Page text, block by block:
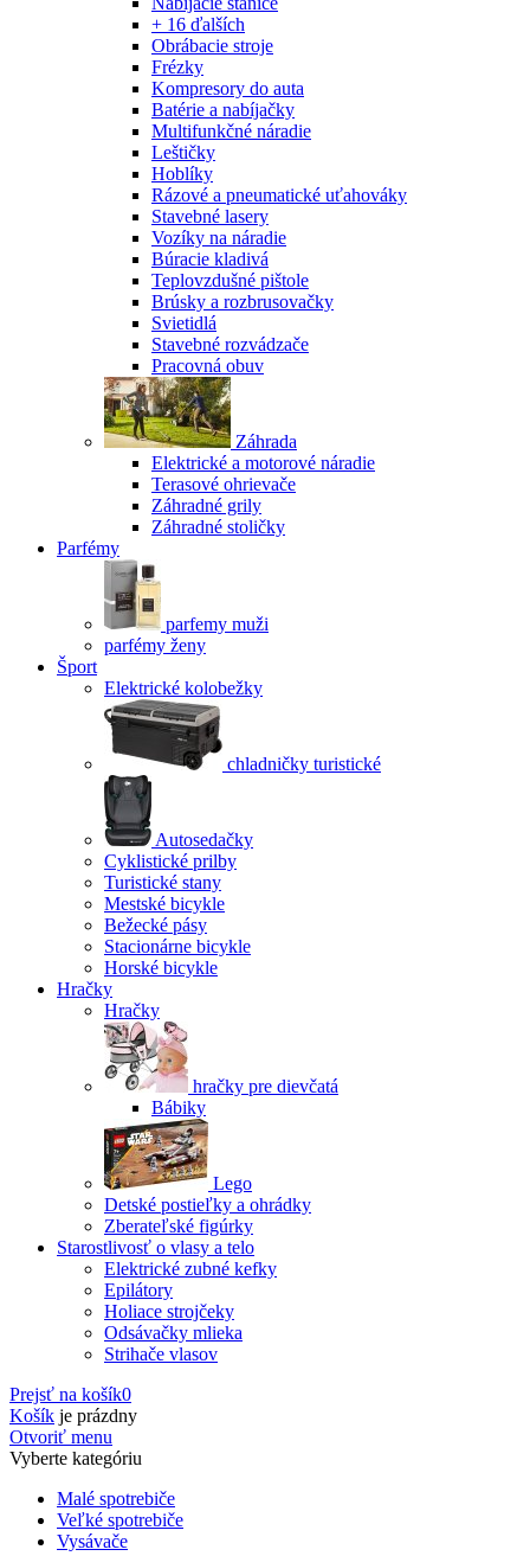
+ 16 ďalších
Obrábacie stroje
Frézky
Kompresory do auta
Batérie a nabíjačky
Multifunkčné náradie
Leštičky
Hoblíky
Rázové a pneumatické uťahováky
Stavebné lasery
Vozíky na náradie
Búracie kladivá
Teplovzdušné pištole
Brúsky a rozbrusovačky
Svietidlá
Stavebné rozvádzače
Pracovná obuv
Záhrada
Elektrické a motorové náradie
Terasové ohrievače
Záhradné grily
Záhradné stoličky
Parfémy
parfemy muži
parfémy ženy
Šport
Elektrické kolobežky
chladničky turistické
Autosedačky
Cyklistické prilby
Turistické stany
Mestské bicykle
Bežecké pásy
Stacionárne bicykle
Horské bicykle
Hračky
Hračky
hračky pre dievčatá
Bábiky
Lego
Detské postieľky a ohrádky
Zberateľské figúrky
Starostlivosť o vlasy a telo
Elektrické zubné kefky
Epilátory
Holiace strojčeky
Odsávačky mlieka
Strihače vlasov
Prejsť na košík0
Košík je prázdny
Otvoriť menu
Vyberte kategóriu
Malé spotrebiče
Veľké spotrebiče
Vysávače